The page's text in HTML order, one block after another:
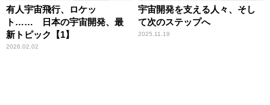
有人宇宙飛行、ロケッ
ト…… 日本の宇宙開発、最
新トピック【1】
2026.02.02
宇宙開発を支える人々、そし
て次のステップへ
2025.11.19